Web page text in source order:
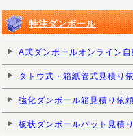
特注ダンボール
A式ダンボールオンライン自
タトウ式・箱紙管式見積り
強化ダンボール箱見積り依頼
板状ダンボールパット見積